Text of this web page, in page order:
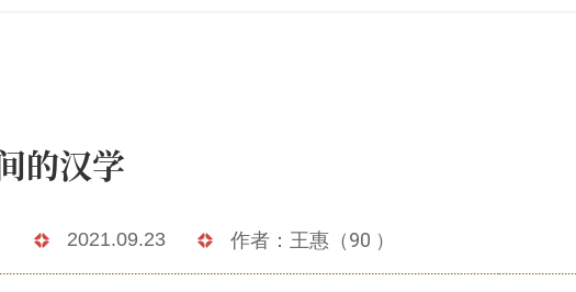
光年间的汉学
2021.09.23 作者：王惠（90 ）